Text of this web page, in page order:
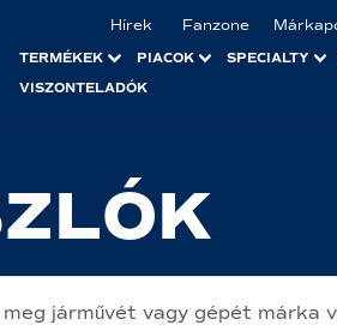
Hírek Fanzone
TERMÉKEK PIACOK SPECIALTY
VISZONTELADÓK
járművét vagy gépét márka